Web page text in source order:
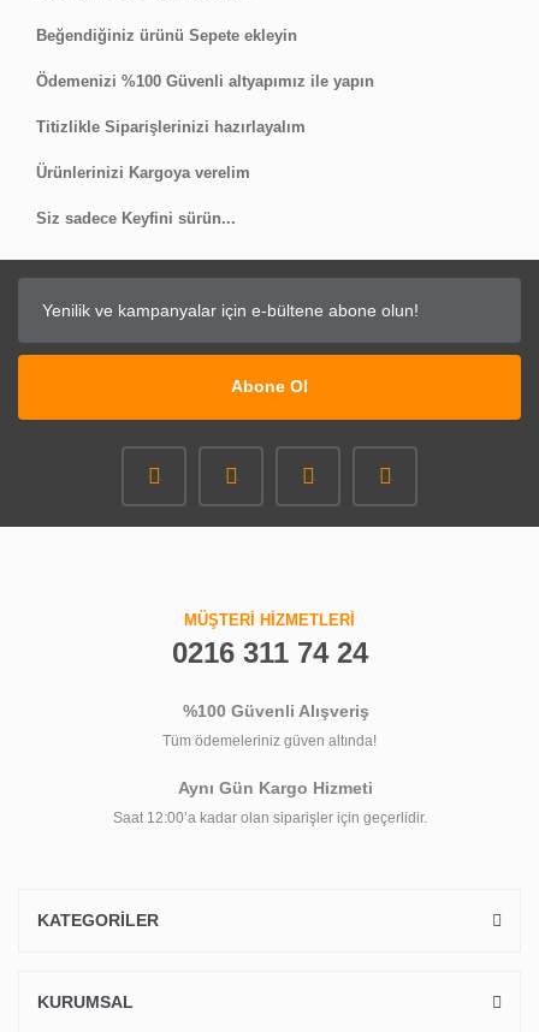
Beğendiğiniz ürünü Sepete ekleyin
Ödemenizi %100 Güvenli altyapımız ile yapın
Titizlikle Siparişlerinizi hazırlayalım
Ürünlerinizi Kargoya verelim
Siz sadece Keyfini sürün...
Abone Ol
MÜŞTERİ HİZMETLERİ
0216 311 74 24
%100 Güvenli Alışveriş
Tüm ödemeleriniz güven altında!
Aynı Gün Kargo Hizmeti
Saat 12:00’a kadar olan siparişler için geçerlidir.
KATEGORİLER
KURUMSAL